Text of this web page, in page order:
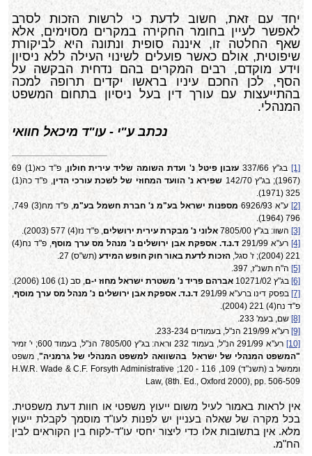
יחד עם זאת, חשוב לדעת כי לרשות הזכות לסרב
לאפשר לעיין בחומר החקירה במקרים מסוימים, אלא
שאף החלטה זו, איננה סופית ונתונה היא לביקורת
שיפוטית, אולם כאשר פועלים לשינוי העילה ללא ניסיון
וידע מוקדם, רבים המקרים בהם נדחית הבקשה על
הסף, לכן החכם עיניו בראשו יקדים תרופה למכה
בהתייעצות עם עורך דין בעל ניסיון בתחום המשפט
המנהלי.
נכתב ע"י - עו"ד מיכאל חוואי
[1]בג"ץ 337/66 עזבון פיטל נ' ועדת השומה שליד עירית חולון
, פ"ד כא(1) 69
(1967); בג"ץ 142/70
שפירא נ' הוועד המחוזי של לשכת עורכי הדין
, פ"ד כה(1)
325 (1971).
[2] ע"א 6926/93 מספנות ישראל בע"מ נ' חברת חשמל בע"מ
796 (1964).
[3] השוו: בג"ץ 7805/00 אלוני נ' מבקרת עירית ירושלים , פ"ד נז(4) 577 (2003).
[4]רע"א 291/99 ד.נ.ד. אספקת אבן ירושלים נ' מנהל מס ערך מוסף
, פ"ד נח(4)
221 (2004); ז' סגל,
הזכות לדעת באור חוק חופש המידע (תש"ס) 27.
[5] ה"ח תשנ"ז, 397.
[6] בג"ץ 10271/02 אברהם פריד נ' משטרת ישראל מחוז י-ם , סב (1) 106 (2006).
[7]בפסק דינו ברע"א 291/99 ד.נ.ד. אספקת אבן ירושלים נ' מנהל מס ערך מוסף
פ"ד נח(4) 221 (2004).
[8] שם, בעמ' 233.
[9] רע"א 219/99 הנ"ל, בעמודים 233-234.
[10]רע"א 291/99 הנ"ל, בעמוד 232 וראה: בג"ץ 7805/00 הנ"ל, בעמוד 600; י' זמיר
"המשפט המנהלי של ישראל בהשוואה למשפט המנהלי של גרמניה", משפט
וממשל ב (תשנ"ד) 109, 116 - 120;
H.W.R. Wade & C.F. Forsyth Administrative
Law, (8th. Ed., Oxford 2000), pp. 506-509
אין לראות באמור לעיל משום ייעוץ משפטי או חוות דעת משפטית.
בכל מקרה של שאלה בעניין יש לפנות לעו"ד מוסמך לקבלת ייעוץ
מלא. אין בתשובות אלו כדי ליצור יחסי עו"ד-לקוח בין הקוראים לבין
הח"מ.